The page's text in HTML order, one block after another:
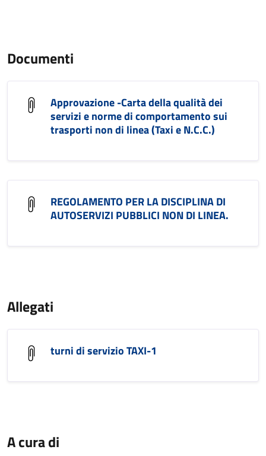
Documenti
Approvazione -Carta della qualità dei
servizi e norme di comportamento sui
trasporti non di linea (Taxi e N.C.C.)
REGOLAMENTO PER LA DISCIPLINA DI
AUTOSERVIZI PUBBLICI NON DI LINEA.
Allegati
turni di servizio TAXI-1
A cura di